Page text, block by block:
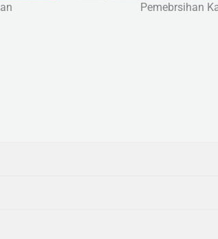
Pemebrsihan Kamar Tidur